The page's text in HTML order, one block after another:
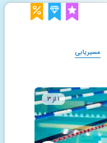
مسیریابی
۱ از ۳